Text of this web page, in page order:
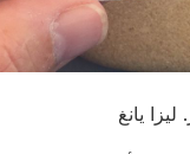
يانغ